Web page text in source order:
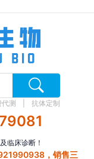
测 抗体定制
临床诊断！
，销售三